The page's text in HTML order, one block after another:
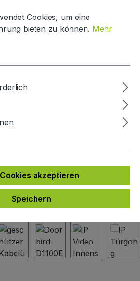
Integration
Cookies, um eine
bieten zu können. Mehr
akzeptieren
Speichern